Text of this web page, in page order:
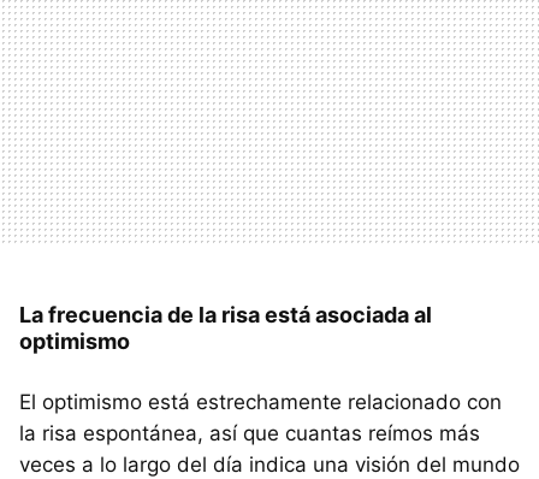
La frecuencia de la risa está asociada al
optimismo
El optimismo está estrechamente relacionado con
la risa espontánea, así que cuantas reímos más
veces a lo largo del día indica una visión del mundo